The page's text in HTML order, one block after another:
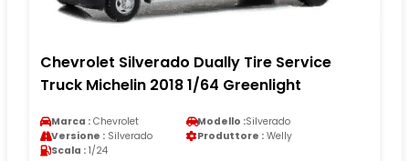
Chevrolet Silverado Dually Tire Service
Truck Michelin 2018 1/64 Greenlight
Marca : Chevrolet Modello :Silverado
Versione : Silverado Produttore : Welly
Scala : 1/24